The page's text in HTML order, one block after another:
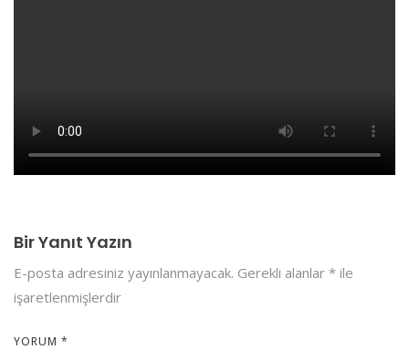
Bir Yanıt Yazın
E-posta adresiniz yayınlanmayacak. Gerekli alanlar * ile
işaretlenmişlerdir
YORUM *